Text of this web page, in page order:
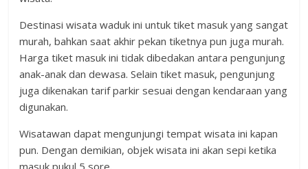
Destinasi wisata waduk ini untuk tiket masuk yang sangat
murah, bahkan saat akhir pekan tiketnya pun juga murah.
Harga tiket masuk ini tidak dibedakan antara pengunjung
anak-anak dan dewasa. Selain tiket masuk, pengunjung
juga dikenakan tarif parkir sesuai dengan kendaraan yang
digunakan.
Wisatawan dapat mengunjungi tempat wisata ini kapan
pun. Dengan demikian, objek wisata ini akan sepi ketika
masuk pukul 5 sore.